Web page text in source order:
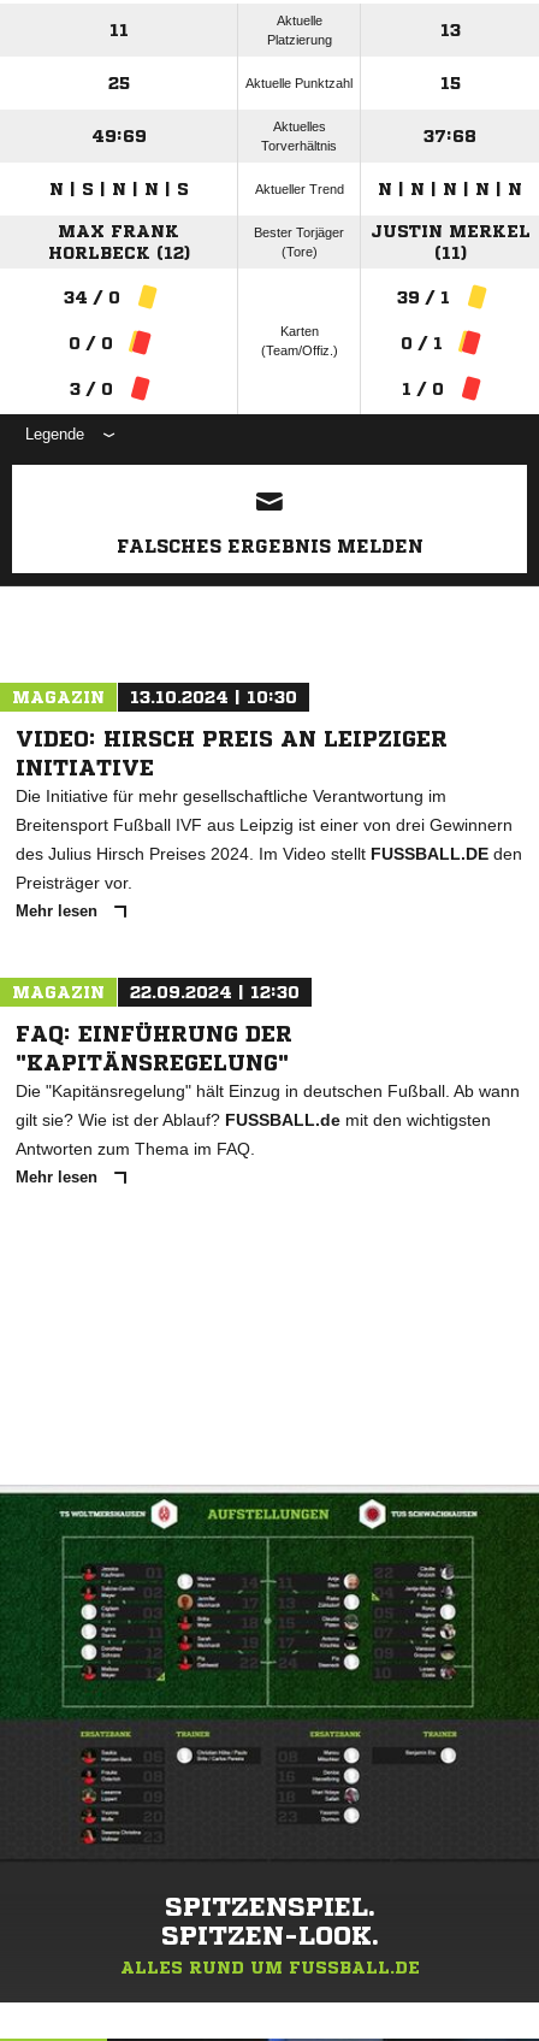
11
Aktuelle
Platzierung
13
25 Aktuelle Punktzahl 15
49:69
Aktuelles
Torverhältnis
37:68
N | S | N | N | S Aktueller Trend N | N | N | N | N
MAX FRANK
HORLBECK (12)
Bester Torjäger
(Tore)
JUSTIN MERKEL
(11)
34 / 0
0 / 0
3 / 0
Karten
(Team/Offiz.)
39 / 1
0 / 1
1 / 0
Legende
ANZEIGE
FALSCHES ERGEBNIS MELDEN
MAGAZIN 13.10.2024 | 10:30
VIDEO: HIRSCH PREIS AN LEIPZIGER
INITIATIVE
Die Initiative für mehr gesellschaftliche Verantwortung im
Breitensport Fußball IVF aus Leipzig ist einer von drei Gewinnern
des Julius Hirsch Preises 2024. Im Video stellt FUSSBALL.DE den
Preisträger vor.
Mehr lesen
MAGAZIN 22.09.2024 | 12:30
FAQ: EINFÜHRUNG DER
"KAPITÄNSREGELUNG"
Die "Kapitänsregelung" hält Einzug in deutschen Fußball. Ab wann
gilt sie? Wie ist der Ablauf? FUSSBALL.de mit den wichtigsten
Antworten zum Thema im FAQ.
Mehr lesen
SPITZENSPIEL.
SPITZEN-LOOK.
ALLES RUND UM FUSSBALL.DE